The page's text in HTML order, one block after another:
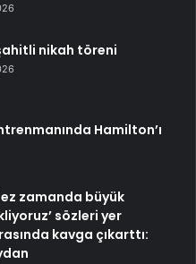
nikah töreni
Hamilton’ı
zamanda büyük
sözleri yer
kavga çıkarttı: